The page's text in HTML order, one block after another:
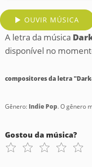
OUVIR MÚSICA
A letra da música
disponível no
compositores da letra
Gênero: Indie Pop. O gênero
Gostou da música?